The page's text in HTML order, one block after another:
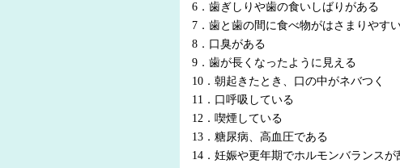
6．歯ぎしりや歯の食いしばりがある
7．歯と歯の間に食べ物がはさまりやす
8．口臭がある
9．歯が長くなったように見える
10．朝起きたとき、口の中がネバつく
11．口呼吸している
12．喫煙している
13．糖尿病、高血圧である
14．妊娠や更年期でホルモンバランスが